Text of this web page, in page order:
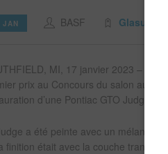
JAN BASF Glasurit
MI, 17 janvier 2023 – Le
prix au Concours du salon
d’une Pontiac GTO Judge
a été peinte avec un mélange
finition était avec la couche